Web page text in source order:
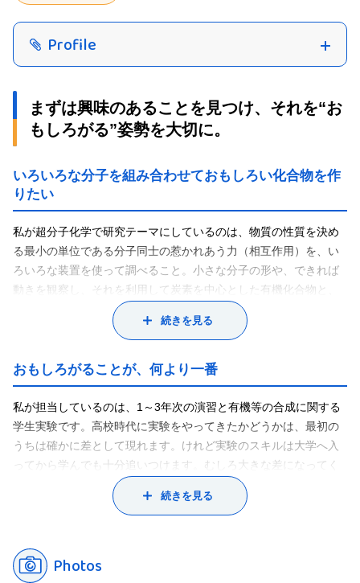
Profile
まずは興味のあることを見つけ、それを“お
もしろがる”姿勢を大切に。
いろいろな分子を組み合わせておもしろい化合物を作
りたい
私が超分子化学で研究テーマにしているのは、物質の性質を決め
る最小の単位である分子同士の惹かれあう力（相互作用）を、い
ろいろな装置を使って調べること。小さな分子の形や、できれば
動きを観察し、それを利用して炭素を中心とした有機化合物と、
それ以外の無機化合物をブロックのように組み合わせておもしろ
い化合物を作ることが目標です。
究テーマの一つです。最近、デオドラントスプレーにも銀が配合
されているものがあります。銀には細菌の繁殖を押さえる力があ
るのですが、細菌のどこにどう作用しているのかということは、
いろんな説があり、実はハッキリ分かっていません。また、銀は
金同様、アクセサリーに使われますが、銀を含む化合物は放って
おくと変色する場合があります。それは銀を含む物質が銀の周り
の環境によっては性質が変わりやすくなるということを示してい
ます。ですから銀にとって心地いい状態を作り出すことは、性質
た性質を出すことができるかを調べることは、とてもわくわくし
ます。
続きを見る
おもしろがることが、何より一番
私が担当しているのは、1～3年次の演習と有機等の合成に関する
学生実験です。高校時代に実験をやってきたかどうかは、最初の
うちは確かに差として現れます。けれど実験のスキルは大学へ入
ってから学んでも十分追いつけます。むしろ大きな差になってく
るのは「よく見る」ことや「自分で考える」ことに取り組み始め
るかどうか、です。そして何より「おもしろがる」ことができる
後々、活きる。おもしろがれる人が、伸びるように思います。ま
続きを見る
Photos